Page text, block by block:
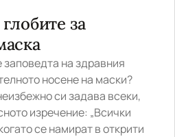
за
на здравния
носене на маски?
си задава всеки,
изречение: „Всички
се намират в открити